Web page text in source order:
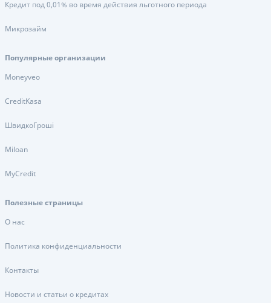
Кредит под 0,01% во время действия льготного периода
Микрозайм
Популярные организации
Moneyveo
CreditKasa
ШвидкоГроші
Miloan
MyCredit
Полезные страницы
О нас
Политика конфиденциальности
Контакты
Новости и статьи о кредитах